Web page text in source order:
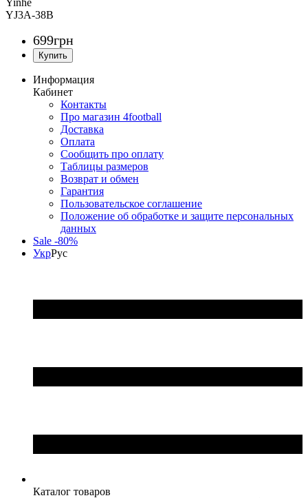
YJ3A-38B
699грн
Информация
Кабинет
Контакты
Про магазин 4football
Доставка
Оплата
Сообщить про оплату
Таблицы размеров
Возврат и обмен
Гарантия
Пользовательское соглашение
Положение об обработке и защите персональных
данных
Sale -80%
УкрРус
Каталог товаров